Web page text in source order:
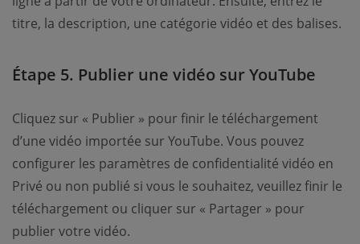
titre, la description, une catégorie vidéo et des balises.
Étape 5. Publier une vidéo sur YouTube
Cliquez sur « Publier » pour finir le téléchargement
d’une vidéo importée sur YouTube. Vous pouvez
configurer les paramètres de confidentialité vidéo en
Privé ou non publié si vous le souhaitez, veuillez finir le
téléchargement ou cliquer sur « Partager » pour
publier votre vidéo.